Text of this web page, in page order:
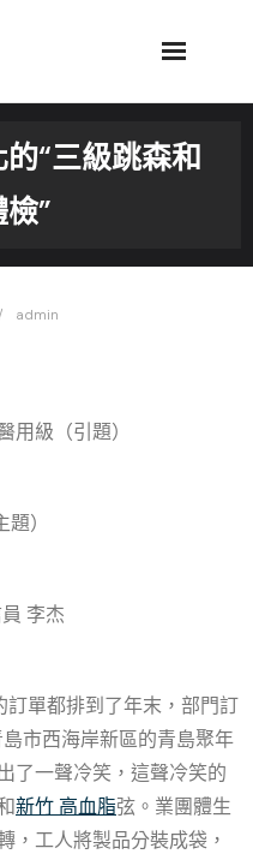
“三級跳森和
”
admin
用級（引題）
）
李杰
訂單都排到了年末，部門訂
市西海岸新區的青島聚年
了一聲冷笑，這聲冷笑的
新竹 高血脂弦。業團體生
，工人將製品分裝成袋，